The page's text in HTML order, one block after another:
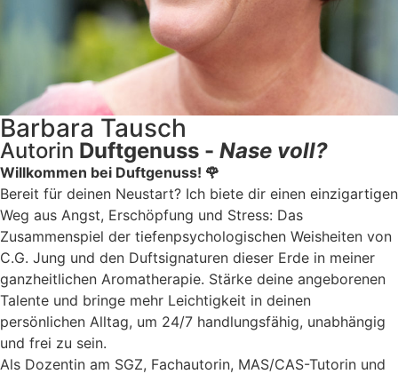
Barbara Tausch
Autorin Duftgenuss - Nase voll?
Willkommen bei Duftgenuss! 🌹
Bereit für deinen Neustart? Ich biete dir einen einzigartigen
Weg aus Angst, Erschöpfung und Stress: Das
Zusammenspiel der tiefenpsychologischen Weisheiten von
C.G. Jung und den Duftsignaturen dieser Erde in meiner
ganzheitlichen Aromatherapie. Stärke deine angeborenen
Talente und bringe mehr Leichtigkeit in deinen
persönlichen Alltag, um 24/7 handlungsfähig, unabhängig
und frei zu sein.
Als Dozentin am SGZ, Fachautorin, MAS/CAS-Tutorin und